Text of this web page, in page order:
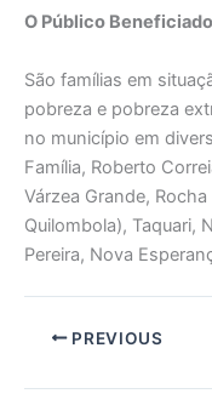
O Público Beneficiado
São famílias em
pobreza e pobreza
no município em
Família, Roberto
Várzea Grande,
Quilombola), Taquari,
Pereira, Nova
PREVIOUS